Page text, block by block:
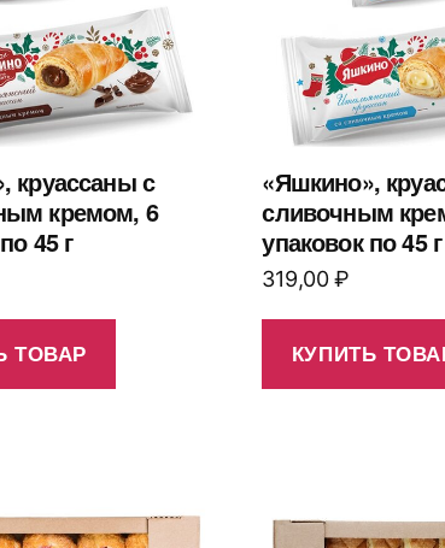
круассаны с
кремом, 6
45 г
ТОВАР
«Яшкино»,
сливочным
упаковок по 45 г
319,00₽
КУПИТЬ